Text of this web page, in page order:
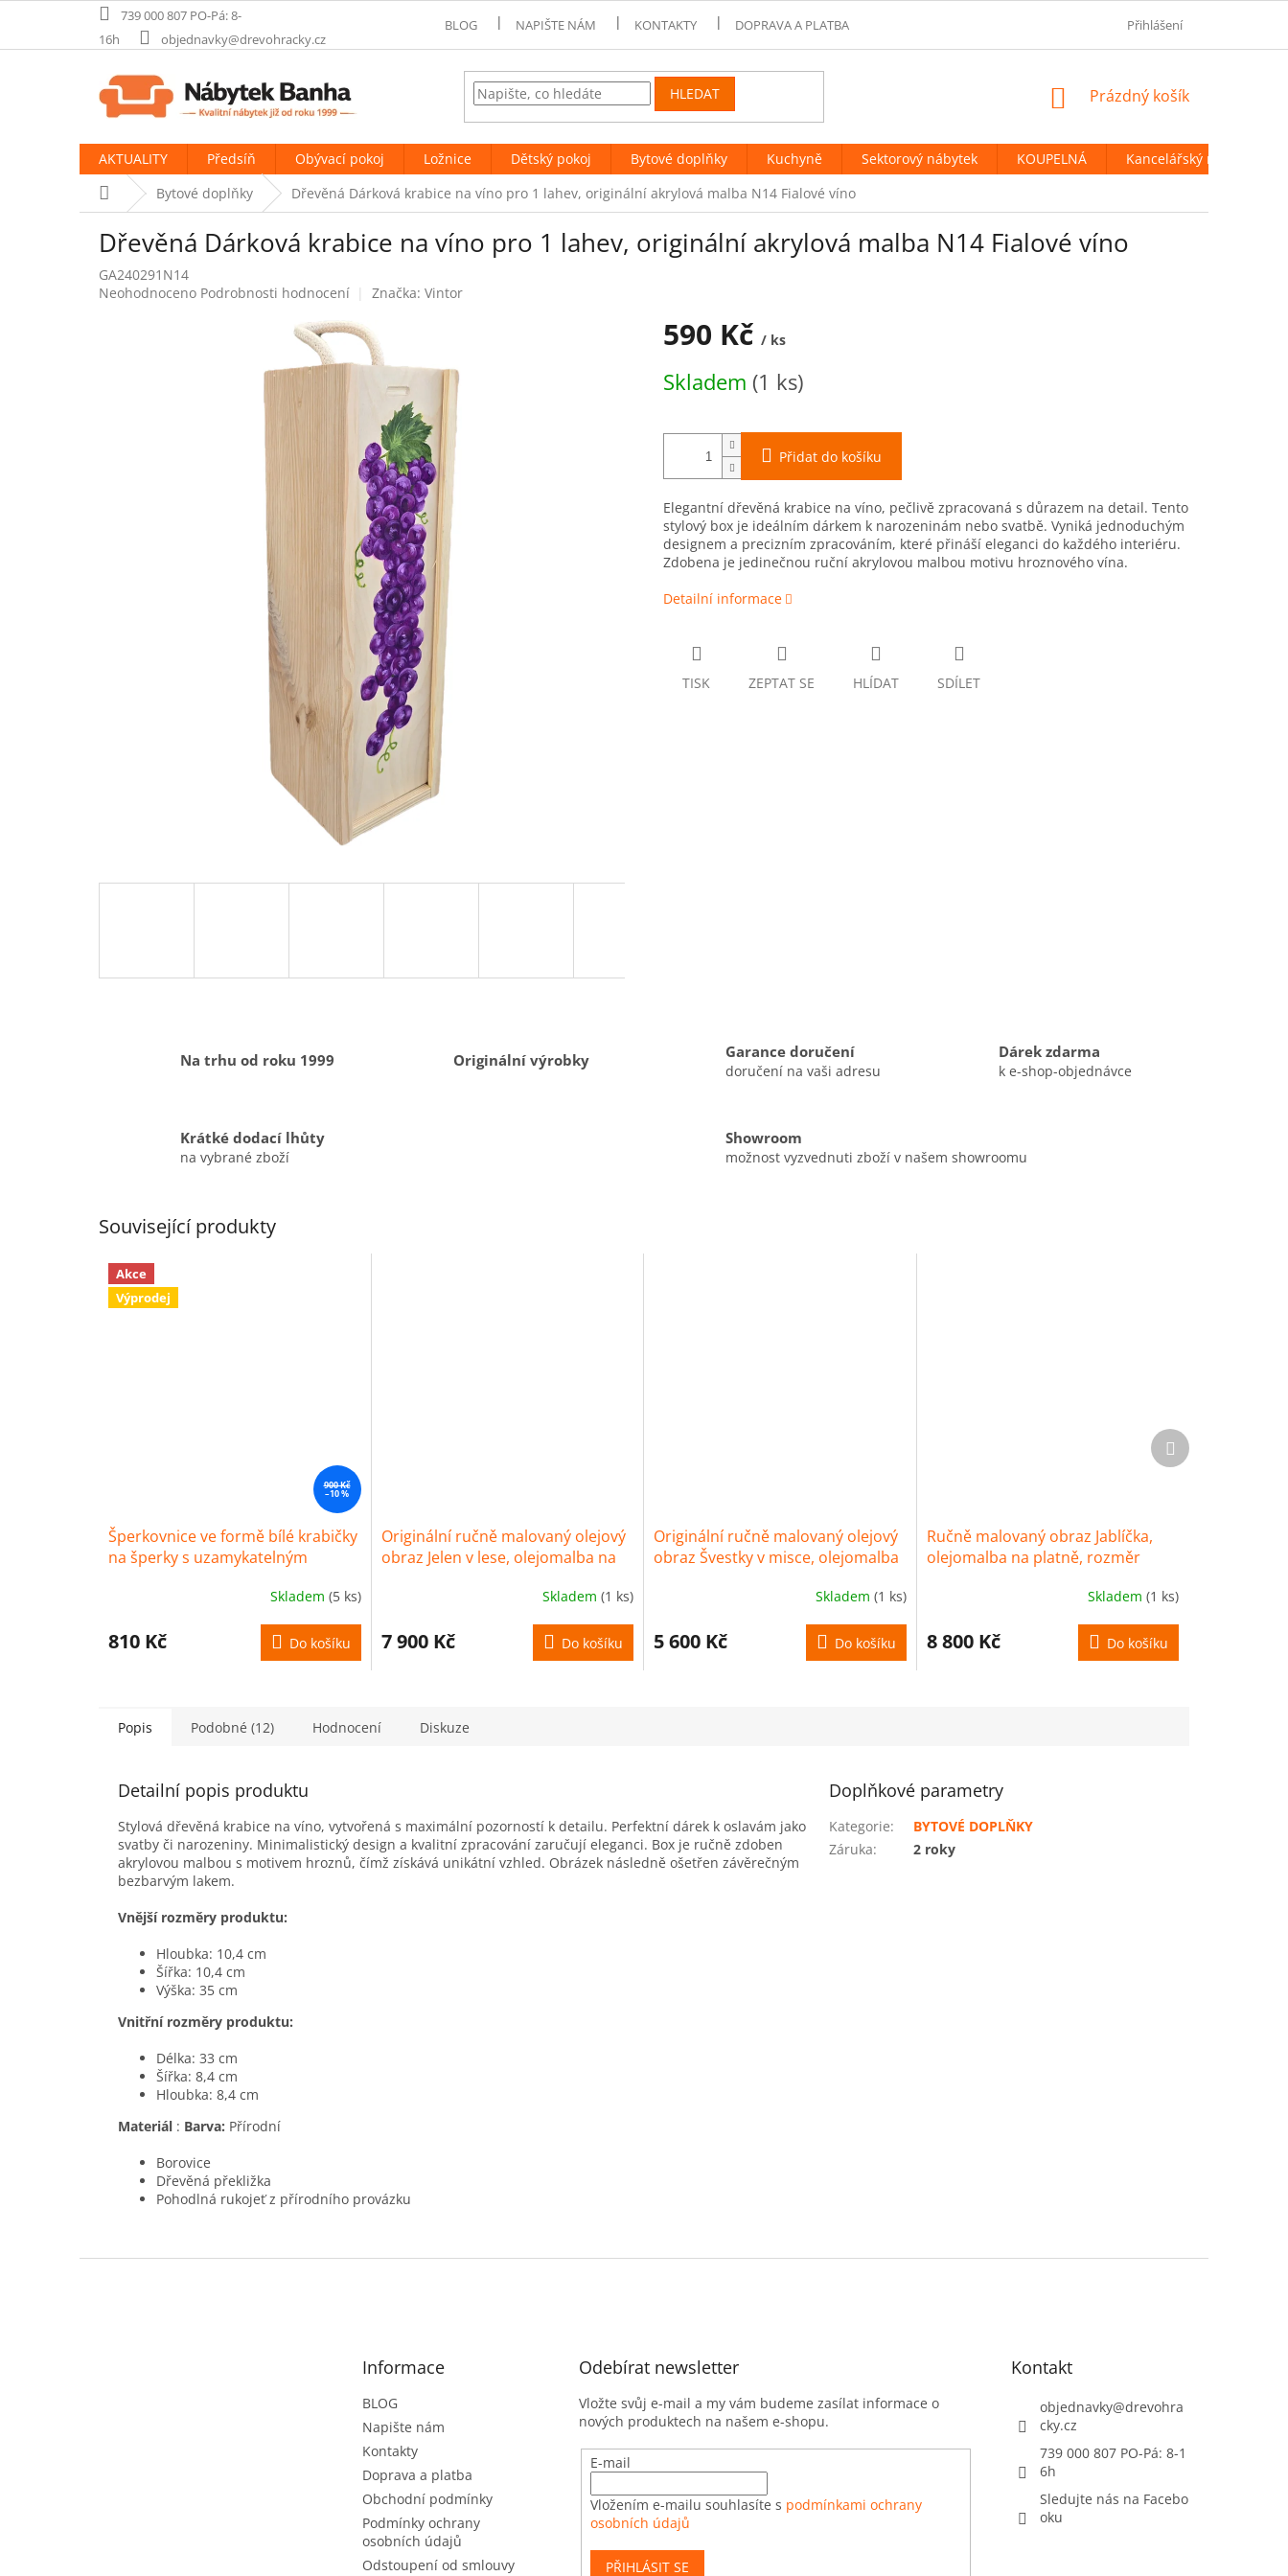
obsah
739 000 807 PO-Pá: 8-
16h
objednavky@drevohracky.cz
BLOG NAPIŠTE NÁM KONTAKTY DOPRAVA A PLATBA PODMÍNKY OCHRANY OSOBNÍCH
Přihlášení
HLEDAT
NÁKUPNÍ
Prázdný košík
AKTUALITY Předsíň Obývací pokoj Ložnice Dětský pokoj Bytové doplňky Kuchyně Sektorový nábytek KOUPELNÁ
Kancelářský nábytek
Domů Bytové doplňky Dřevěná Dárková krabice na víno pro 1 lahev, originální akrylová malba N14 Fialové víno
Dřevěná Dárková krabice na víno pro 1 lahev, originální akrylová malba N14 Fialové víno
GA240291N14
Průměrné
Neohodnoceno Podrobnosti hodnocení Značka: Vintor
590 Kč / ks
cena:
Skladem (1 ks)
Přidat do košíku
Elegantní dřevěná krabice na víno, pečlivě zpracovaná s důrazem na detail. Tento
stylový box je ideálním dárkem k narozeninám nebo svatbě. Vyniká jednoduchým
designem a precizním zpracováním, které přináší eleganci do každého interiéru.
Zdobena je jedinečnou ruční akrylovou malbou motivu hroznového vína.
Detailní informace
TISK ZEPTAT SE HLÍDAT SDÍLET
Na trhu od roku 1999 Originální výrobky Garance doručení
doručení na vaši adresu
Dárek zdarma
k e-shop-objednávce
Krátké dodací lhůty
na vybrané zboží
Showroom
možnost vyzvednuti zboží v našem showroomu
Související produkty
Akce
Výprodej
900 Kč
–10 %
Šperkovnice ve formě bílé krabičky
na šperky s uzamykatelným
Skladem (5 ks)
810 Kč Do košíku
Originální ručně malovaný olejový
obraz Jelen v lese, olejomalba na
Skladem (1 ks)
7 900 Kč Do košíku
Originální ručně malovaný olejový
obraz Švestky v misce, olejomalba
Skladem (1 ks)
5 600 Kč Do košíku
Ručně malovaný obraz Jablíčka,
olejomalba na platně, rozměr
Skladem (1 ks)
8 800 Kč Do košíku
Další
produkt
Popis Podobné (12) Hodnocení Diskuze
Detailní popis produktu
Stylová dřevěná krabice na víno, vytvořená s maximální pozorností k detailu. Perfektní dárek k oslavám jako
svatby či narozeniny. Minimalistický design a kvalitní zpracování zaručují eleganci. Box je ručně zdoben
akrylovou malbou s motivem hroznů, čímž získává unikátní vzhled. Obrázek následně ošetřen závěrečným
bezbarvým lakem.
Vnější rozměry produktu:
Hloubka: 10,4 cm
Šířka: 10,4 cm
Výška: 35 cm
Vnitřní rozměry produktu:
Délka: 33 cm
Šířka: 8,4 cm
Hloubka: 8,4 cm
Materiál : Barva: Přírodní
Borovice
Dřevěná překližka
Pohodlná rukojeť z přírodního provázku
Doplňkové parametry
Kategorie:
BYTOVÉ DOPLŇKY
Záruka: 2 roky
Informace
BLOG
Napište nám
Kontakty
Doprava a platba
Obchodní podmínky
Podmínky ochrany
osobních údajů
Odstoupení od smlouvy
Odebírat newsletter
Vložte svůj e-mail a my vám budeme zasílat informace o
nových produktech na našem e-shopu.
E-mail
Vložením e-mailu souhlasíte s podmínkami ochrany
osobních údajů
PŘIHLÁSIT SE
Kontakt
objednavky@drevohra
cky.cz
739 000 807 PO-Pá: 8-1
6h
Sledujte nás na Facebo
oku